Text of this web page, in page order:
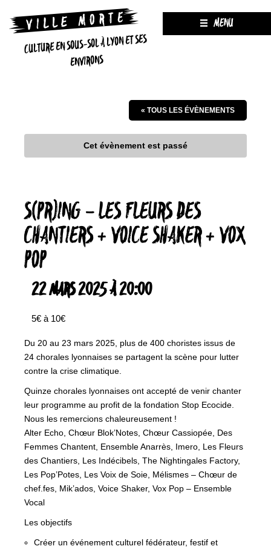
CULTURE EN SOUS-SOL À LYON ET SES
ENVIRONS
MENU
« TOUS LES ÉVÈNEMENTS
Cet évènement est passé
S(PR)ING – LES FLEURS DES
CHANTIERS + VOICE SHAKER + VOX
POP
22 MARS 2025 À 20:00
5€ à 10€
Du 20 au 23 mars 2025, plus de 400 choristes issus de
24 chorales lyonnaises se partagent la scène pour lutter
contre la crise climatique.
Quinze chorales lyonnaises ont accepté de venir chanter
leur programme au profit de la fondation Stop Ecocide.
Nous les remercions chaleureusement !
Alter Echo, Chœur Blok’Notes, Chœur Cassiopée, Des
Femmes Chantent, Ensemble Anarrès, Imero, Les Fleurs
des Chantiers, Les Indécibels, The Nightingales Factory,
Les Pop’Potes, Les Voix de Soie, Mélismes – Chœur de
chef.fes, Mik’ados, Voice Shaker, Vox Pop – Ensemble
Vocal
Les objectifs
Créer un événement culturel fédérateur, festif et